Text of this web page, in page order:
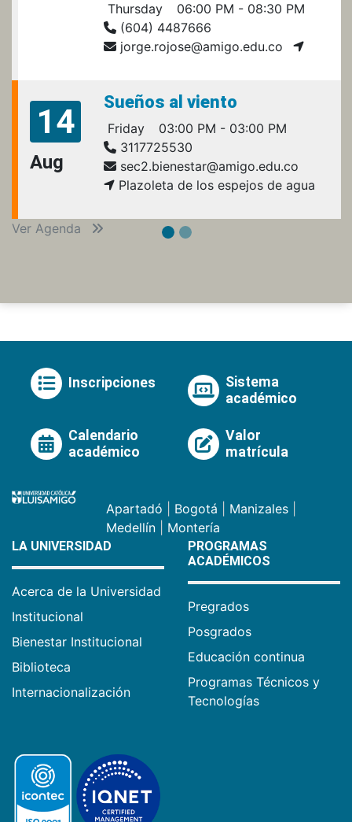
Thursday
06:00 PM - 08:30 PM
(604) 4487666
jorge.rojose@amigo.edu.co
14
Aug
Sueños al viento
Friday
03:00 PM - 03:00 PM
3117725530
sec2.bienestar@amigo.edu.co
Plazoleta de los espejos de agua
Ver Agenda
Inscripciones
Sistema
académico
Calendario
académico
Valor
matrícula
Apartadó Bogotá Manizales
Medellín
Montería
LA UNIVERSIDAD
Acerca de la Universidad
Institucional
Bienestar Institucional
Biblioteca
Internacionalización
PROGRAMAS
ACADÉMICOS
Pregrados
Posgrados
Educación continua
Programas Técnicos y
Tecnologías